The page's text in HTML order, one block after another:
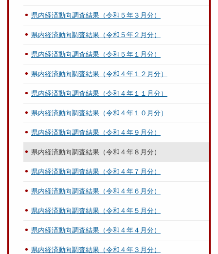
県内経済動向調査結果（令和５年３月分）
県内経済動向調査結果（令和５年２月分）
県内経済動向調査結果（令和５年１月分）
県内経済動向調査結果（令和４年１２月分）
県内経済動向調査結果（令和４年１１月分）
県内経済動向調査結果（令和４年１０月分）
県内経済動向調査結果（令和４年９月分）
県内経済動向調査結果（令和４年８月分）
県内経済動向調査結果（令和４年７月分）
県内経済動向調査結果（令和４年６月分）
県内経済動向調査結果（令和４年５月分）
県内経済動向調査結果（令和４年４月分）
県内経済動向調査結果（令和４年３月分）